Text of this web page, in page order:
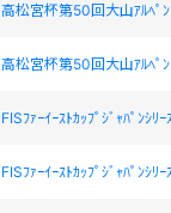
高松宮杯第50回大山ｱﾙﾍﾟﾝ
高松宮杯第50回大山ｱﾙﾍﾟﾝ
FISﾌｧｰｲｰｽﾄｶｯﾌﾟｼﾞｬﾊﾟﾝｼﾘ
FISﾌｧｰｲｰｽﾄｶｯﾌﾟｼﾞｬﾊﾟﾝｼﾘ